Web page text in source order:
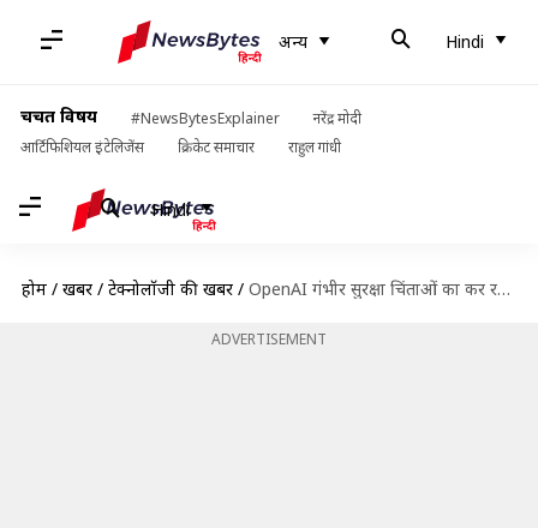
अन्य Hindi
चर्चित विषय #NewsBytesExplainer
नरेंद्र मोदी
आर्टिफिशियल इंटेलिजेंस
क्रिकेट समाचार राहुल गांधी
Hindi
होम / खबरें / टेक्नोलॉजी की खबरें / OpenAI गंभीर सुरक्षा चिंताओं का कर रही सामना, ChatGPT यूजर्स पर भी है खतरा
ADVERTISEMENT